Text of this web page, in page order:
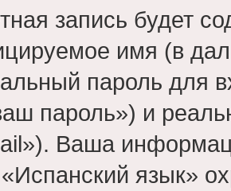
запись будет
имя (в
пароль для
пароль») и
Ваша
язык»